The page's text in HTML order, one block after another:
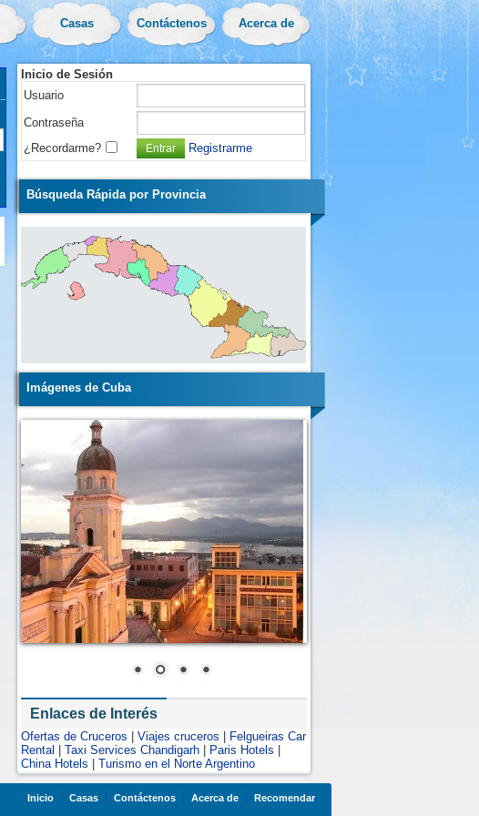
Casas Contáctenos Acerca de
Inicio de Sesión
Usuario
Contraseña
¿Recordarme?
Registrarme
Búsqueda Rápida por Provincia
Imágenes de Cuba
Enlaces de Interés
Ofertas de Cruceros Viajes cruceros
Felgueiras Car
Rental
Taxi Services Chandigarh Paris Hotels
China Hotels
Turismo en el Norte Argentino
Inicio Casas Contáctenos Acerca de Recomendar